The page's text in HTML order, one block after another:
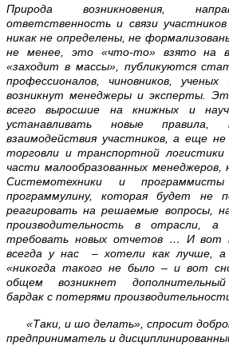
Природа возникновения,
ответственность и связи
никак не определены, не
не менее, это «что-то» взято на
«заходит в массы», публикуются
профессионалов, чиновников,
возникнут менеджеры и эксперты.
всего выросшие на книжных и
устанавливать новые правила,
взаимодействия участников, а еще
торговли и транспортной логистики
части малообразованных менеджеров,
Системотехники и
программулину, которая будет не
реагировать на решаемые вопросы,
производительность в отрасли, а
требовать новых отчетов … И вот
всегда у нас – хотели как лучше, а
«никогда такого не было – и вот
общем возникнет
бардак с потерями
«Таки, и шо делать», спросит
предприниматель и